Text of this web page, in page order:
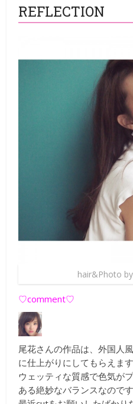
REFLECTION
hair&Photo
♡comment♡
尾花さんの作品は、外国人
に仕上がりにしてもらえま
ウェッティな質感で色気が
ある絶妙なバランスなので